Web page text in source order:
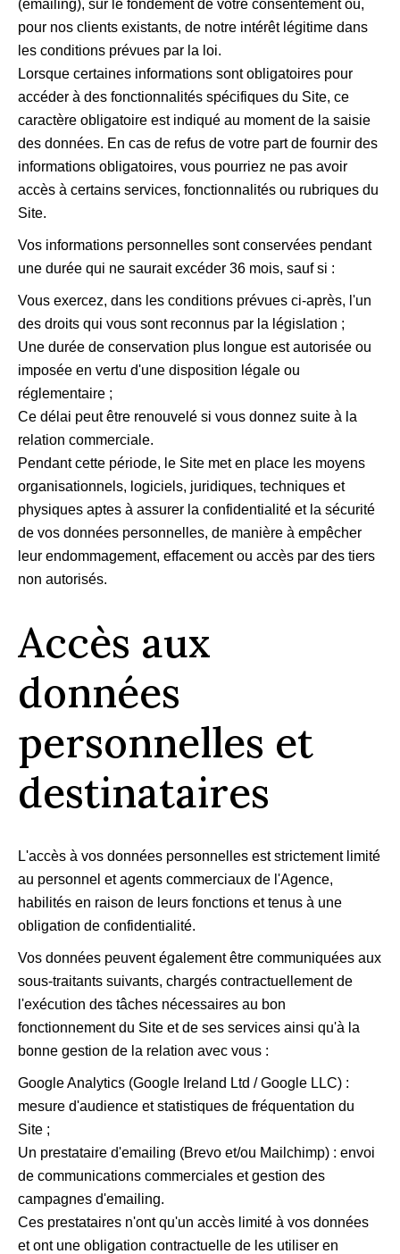
(emailing), sur le fondement de votre consentement ou,
pour nos clients existants, de notre intérêt légitime dans
les conditions prévues par la loi.
Lorsque certaines informations sont obligatoires pour
accéder à des fonctionnalités spécifiques du Site, ce
caractère obligatoire est indiqué au moment de la saisie
des données. En cas de refus de votre part de fournir des
informations obligatoires, vous pourriez ne pas avoir
accès à certains services, fonctionnalités ou rubriques du
Site.
Vos informations personnelles sont conservées pendant
une durée qui ne saurait excéder 36 mois, sauf si :
Vous exercez, dans les conditions prévues ci-après, l'un
des droits qui vous sont reconnus par la législation ;
Une durée de conservation plus longue est autorisée ou
imposée en vertu d'une disposition légale ou
réglementaire ;
Ce délai peut être renouvelé si vous donnez suite à la
relation commerciale.
Pendant cette période, le Site met en place les moyens
organisationnels, logiciels, juridiques, techniques et
physiques aptes à assurer la confidentialité et la sécurité
de vos données personnelles, de manière à empêcher
leur endommagement, effacement ou accès par des tiers
non autorisés.
Accès aux
données
personnelles et
destinataires
L'accès à vos données personnelles est strictement limité
au personnel et agents commerciaux de l'Agence,
habilités en raison de leurs fonctions et tenus à une
obligation de confidentialité.
Vos données peuvent également être communiquées aux
sous-traitants suivants, chargés contractuellement de
l'exécution des tâches nécessaires au bon
fonctionnement du Site et de ses services ainsi qu'à la
bonne gestion de la relation avec vous :
Google Analytics (Google Ireland Ltd / Google LLC) :
mesure d'audience et statistiques de fréquentation du
Site ;
Un prestataire d'emailing (Brevo et/ou Mailchimp) : envoi
de communications commerciales et gestion des
campagnes d'emailing.
Ces prestataires n'ont qu'un accès limité à vos données
et ont une obligation contractuelle de les utiliser en